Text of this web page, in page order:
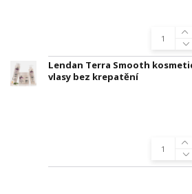
Lendan Terra Smooth
vlasy bez krepatění